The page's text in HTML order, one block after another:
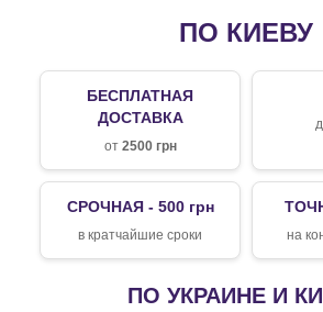
ПО КИЕВУ
БЕСПЛАТНАЯ
ДОСТАВКА
от 2500 грн
СРОЧНАЯ - 500 грн
в кратчайшие сроки на
ПО УКРАИНЕ И